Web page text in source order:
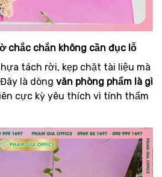
chắc chắn không cần đục lỗ
tách rời, kẹp chặt tài liệu mà
là dòng văn phòng phẩm là gì
cực kỳ yêu thích vì tính thẩm